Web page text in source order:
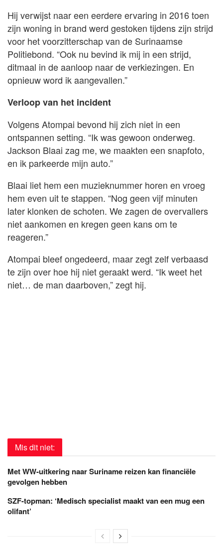
Hij verwijst naar een eerdere ervaring in 2016 toen
zijn woning in brand werd gestoken tijdens zijn strijd
voor het voorzitterschap van de Surinaamse
Politiebond. “Ook nu bevind ik mij in een strijd,
ditmaal in de aanloop naar de verkiezingen. En
opnieuw word ik aangevallen.”
Verloop van het incident
Volgens Atompai bevond hij zich niet in een
ontspannen setting. “Ik was gewoon onderweg.
Jackson Blaai zag me, we maakten een snapfoto,
en ik parkeerde mijn auto.”
Blaai liet hem een muzieknummer horen en vroeg
hem even uit te stappen. “Nog geen vijf minuten
later klonken de schoten. We zagen de overvallers
niet aankomen en kregen geen kans om te
reageren.”
Atompai bleef ongedeerd, maar zegt zelf verbaasd
te zijn over hoe hij niet geraakt werd. “Ik weet het
niet… de man daarboven,” zegt hij.
Mis dit niet:
Met WW-uitkering naar Suriname reizen kan financiële
gevolgen hebben
SZF-topman: ‘Medisch specialist maakt van een mug een
olifant’